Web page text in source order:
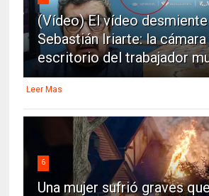
(Vídeo) El vídeo
Sebastián Iriarte: la
escritorio del trabajador
Leer Mas
6
Una mujer sufrió graves